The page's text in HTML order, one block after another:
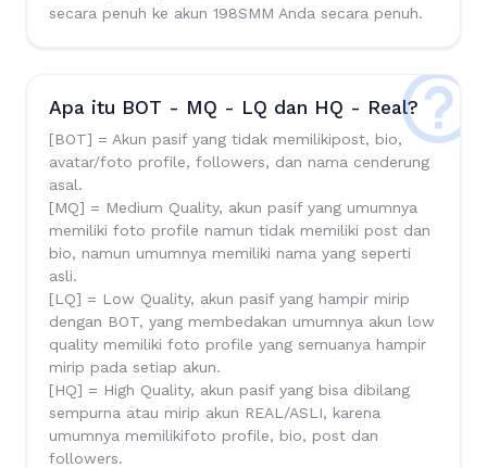
secara penuh ke akun 198SMM Anda secara penuh.
Apa itu BOT - MQ - LQ dan HQ - Real?
[BOT] = Akun pasif yang tidak memilikipost, bio,
avatar/foto profile, followers, dan nama cenderung
asal.
[MQ] = Medium Quality, akun pasif yang umumnya
memiliki foto profile namun tidak memiliki post dan
bio, namun umumnya memiliki nama yang seperti
asli.
[LQ] = Low Quality, akun pasif yang hampir mirip
dengan BOT, yang membedakan umumnya akun low
quality memiliki foto profile yang semuanya hampir
mirip pada setiap akun.
[HQ] = High Quality, akun pasif yang bisa dibilang
sempurna atau mirip akun REAL/ASLI, karena
umumnya memilikifoto profile, bio, post dan
followers.